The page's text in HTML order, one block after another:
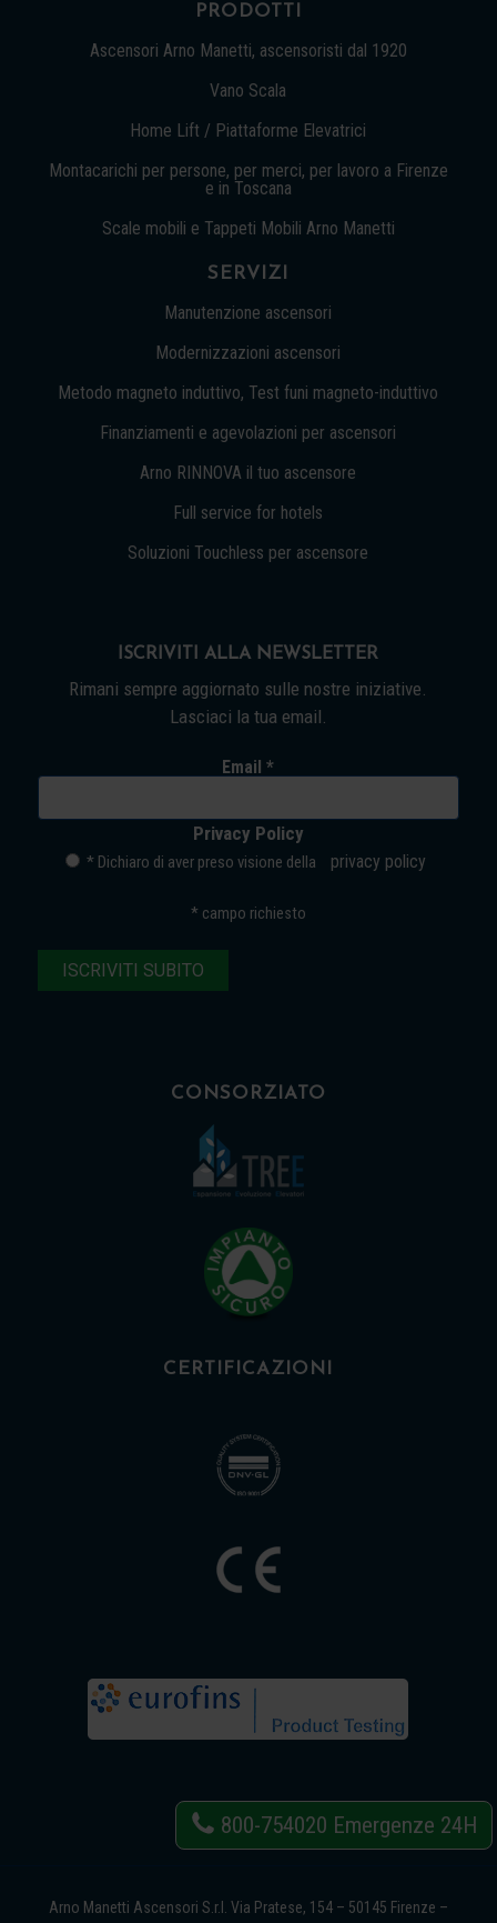
PRODOTTI
Ascensori Arno Manetti, ascensoristi dal 1920
Vano Scala
Home Lift / Piattaforme Elevatrici
Montacarichi per persone, per merci, per lavoro a Firenze
e in Toscana
Scale mobili e Tappeti Mobili Arno Manetti
SERVIZI
Manutenzione ascensori
Modernizzazioni ascensori
Metodo magneto induttivo, Test funi magneto-induttivo
Finanziamenti e agevolazioni per ascensori
Arno RINNOVA il tuo ascensore
Full service for hotels
Soluzioni Touchless per ascensore
ISCRIVITI ALLA NEWSLETTER
Rimani sempre aggiornato sulle nostre iniziative.
Lasciaci la tua email.
Email *
Privacy Policy
* Dichiaro di aver preso visione della privacy policy
* campo richiesto
CONSORZIATO
CERTIFICAZIONI
Arno Manetti Ascensori S.r.l. Via Pratese, 154 – 50145 Firenze –
800-754020 Emergenze 24H